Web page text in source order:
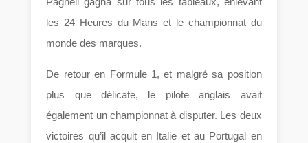
les 24 Heures du Mans et le championnat du
monde des marques.
De retour en Formule 1, et malgré sa position
plus que délicate, le pilote anglais avait
également un championnat à disputer. Les deux
victoires qu’il acquit en Italie et au Portugal en